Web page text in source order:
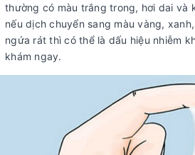
thường có màu trắng trong, hơi dai và
nếu dịch chuyển sang màu vàng,
ngứa rát thì có thể là dấu hiệu nhiễm
khám ngay.